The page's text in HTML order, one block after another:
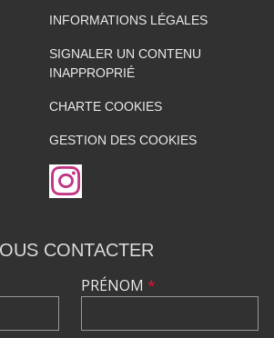
INFORMATIONS LÉGALES
SIGNALER UN CONTENU
INAPPROPRIÉ
CHARTE COOKIES
GESTION DES COOKIES
CONTACTER
PRÉNOM *